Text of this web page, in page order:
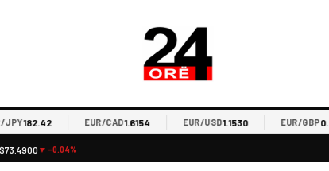
182.42 EUR/CAD1.6154 EUR/USD1.1530 EUR/GBP0.8567
$73.4900 ▼ -0.04%